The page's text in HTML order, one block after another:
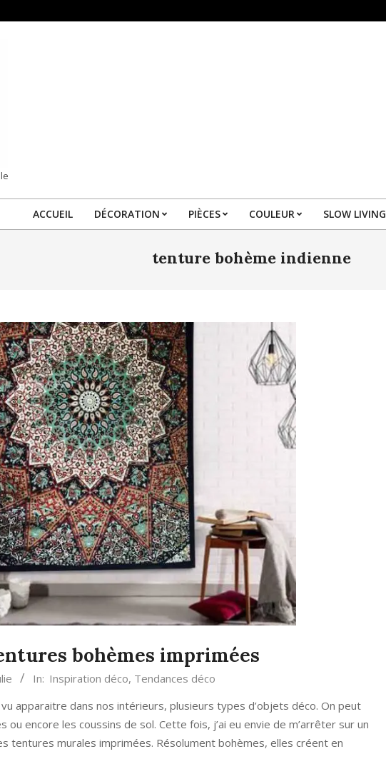
Primary
Menu
ACCUEIL DÉCORATION PIÈCES COULEUR SLOW LIVING
tenture bohème indienne
bohèmes imprimées
In: Inspiration déco, Tendances déco
apparaitre dans nos intérieurs, plusieurs types d’objets déco. On peut
ou encore les coussins de sol. Cette fois, j’ai eu envie de m’arrêter sur un
tentures murales imprimées. Résolument bohèmes, elles créent en